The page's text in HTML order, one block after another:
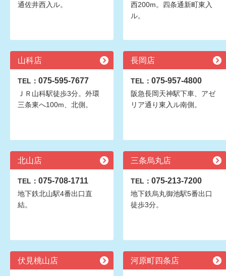
通佐井西入ル。
西200m。四条通新町東入
ル。
山科店
TEL： 075-595-7677
ＪＲ山科駅徒歩3分。外環
三条東へ100m、北側。
長岡店
TEL： 075-957-4800
阪急長岡天神駅下車、アゼ
リア通り東入ル南側。
北山店
TEL： 075-708-1711
地下鉄北山駅4番出口直
結。
三条烏丸店
TEL： 075-213-7200
地下鉄烏丸御池駅5番出口
徒歩3分。
伏見桃山店 河原町四条店